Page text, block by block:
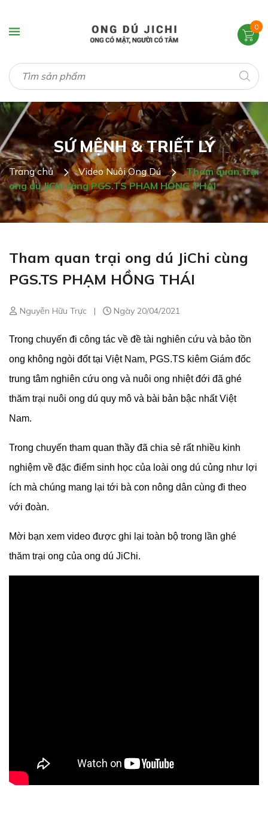
0
SỨ MỆNH & TRIẾT LÝ
Trang chủ Video Nuôi Ong Dú
Tham quan trại
ong dú JiChi cùng PGS.TS PHẠM HỒNG THÁI
Tham quan trại ong dú JiChi cùng
PGS.TS PHẠM HỒNG THÁI
Nguyễn Hữu Trực | Ngày 20/04/2021
Trong chuyến đi công tác về đề tài nghiên cứu và bảo tồn
ong không ngòi đốt tại Việt Nam, PGS.TS kiêm Giám đốc
trung tâm nghiên cứu ong và nuôi ong nhiệt đới đã ghé
thăm trại nuôi ong dú quy mô và bài bản bậc nhất Việt
Nam.
Trong chuyến tham quan thầy đã chia sẻ rất nhiều kinh
nghiệm về đặc điểm sinh học của loài ong dú củng như lợi
ích mà chúng mang lại tới bà con nông dân cùng đi theo
với đoàn.
Mời bạn xem video được ghi lại toàn bộ trong lần ghé
thăm trại ong của ong dú JiChi.